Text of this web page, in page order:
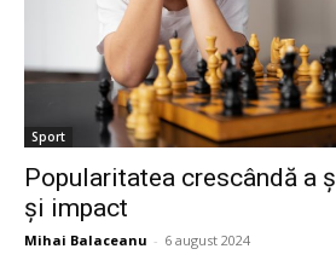
Sport
Popularitatea crescândă a
și impact
Mihai Balaceanu - 6 august 2024